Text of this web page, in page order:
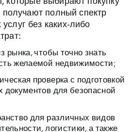
получают полный спектр
без каких‑либо
рынка, чтобы точно знать
желаемой недвижимости;
проверка с подготовкой
документов для безопасной
для различных видов
логистики, а также